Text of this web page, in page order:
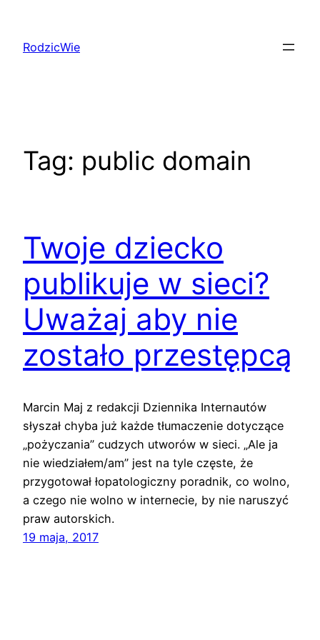
treściRodzicWie
Tag: public domain
Twoje dziecko
publikuje w sieci?
Uważaj aby nie
zostało przestępcą
Marcin Maj z redakcji Dziennika Internautów
słyszał chyba już każde tłumaczenie dotyczące
„pożyczania” cudzych utworów w sieci. „Ale ja
nie wiedziałem/am” jest na tyle częste, że
przygotował łopatologiczny poradnik, co wolno,
a czego nie wolno w internecie, by nie naruszyć
praw autorskich.
19 maja, 2017